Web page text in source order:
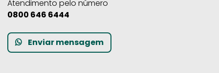
Atendimento pelo número
0800 646 6444
Enviar mensagem